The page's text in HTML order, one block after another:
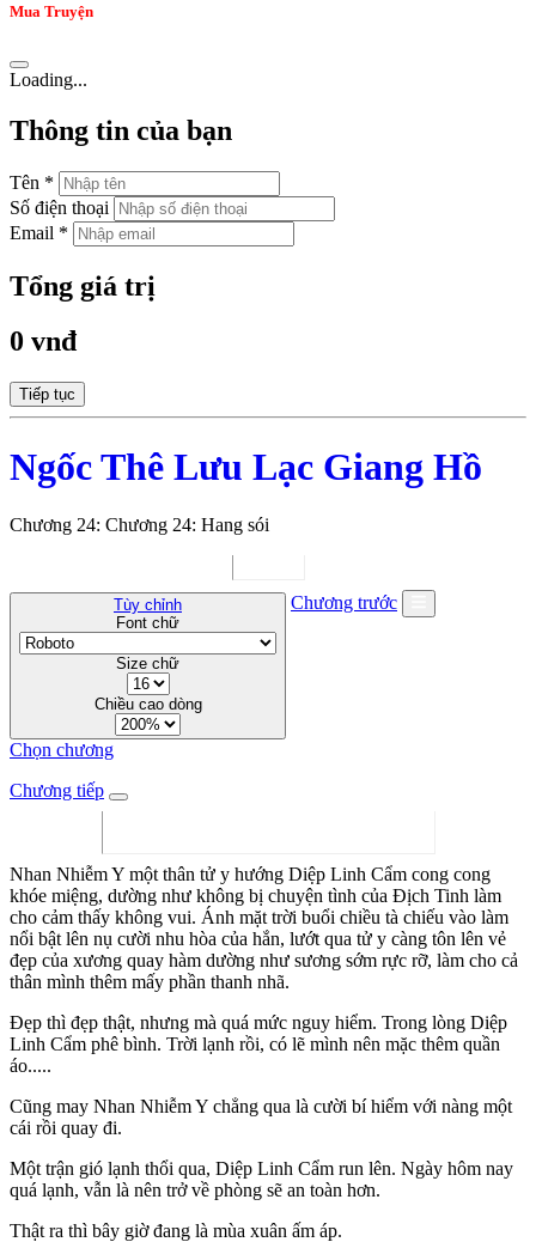
Mua Truyện
Loading...
Thông tin của bạn
Tên *
Số điện thoại
Email *
Tổng giá trị
0 vnđ
Tiếp tục
Ngốc Thê Lưu Lạc Giang Hồ
Chương 24: Chương 24: Hang sói
Tùy chỉnh
Font chữ
Size chữ
Chiều cao dòng
Chương trước
Chọn chương
Chương tiếp
Nhan Nhiễm Y một thân tử y hướng Diệp Linh Cẩm cong cong
khóe miệng, dường như không bị chuyện tình của Địch Tinh làm
cho cảm thấy không vui. Ánh mặt trời buổi chiều tà chiếu vào làm
nổi bật lên nụ cười nhu hòa của hắn, lướt qua tử y càng tôn lên vẻ
đẹp của xương quay hàm dường như sương sớm rực rỡ, làm cho cả
thân mình thêm mấy phần thanh nhã.
Đẹp thì đẹp thật, nhưng mà quá mức nguy hiểm. Trong lòng Diệp
Linh Cẩm phê bình. Trời lạnh rồi, có lẽ mình nên mặc thêm quần
áo.....
Cũng may Nhan Nhiễm Y chẳng qua là cười bí hiểm với nàng một
cái rồi quay đi.
Một trận gió lạnh thổi qua, Diệp Linh Cẩm run lên. Ngày hôm nay
quá lạnh, vẫn là nên trở về phòng sẽ an toàn hơn.
Thật ra thì bây giờ đang là mùa xuân ấm áp.